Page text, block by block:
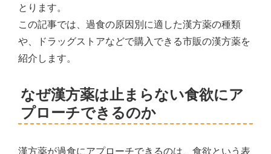
とります。
この記事では、過食の原因別に適した漢方薬の種類
や、ドラッグストアなどで購入できる市販の漢方薬を
紹介します。
なぜ漢方薬は止まらない食欲にア
プローチできるのか
漢方薬が過食にアプローチできるのは、食欲という表